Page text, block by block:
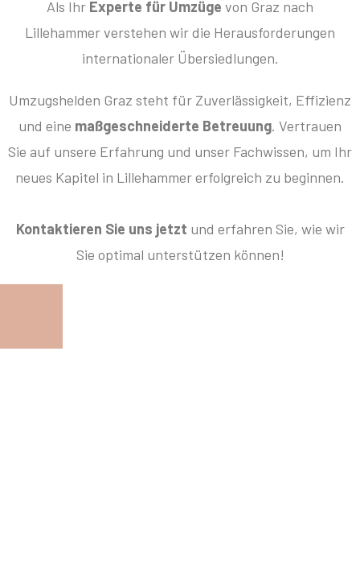
Als Ihr Experte für Umzüge von Graz nach
Lillehammer verstehen wir die Herausforderungen
internationaler Übersiedlungen.
Umzugshelden Graz steht für Zuverlässigkeit, Effizienz
und eine maßgeschneiderte Betreuung. Vertrauen
Sie auf unsere Erfahrung und unser Fachwissen, um Ihr
neues Kapitel in Lillehammer erfolgreich zu beginnen.
Kontaktieren Sie uns jetzt und erfahren Sie, wie wir
Sie optimal unterstützen können!